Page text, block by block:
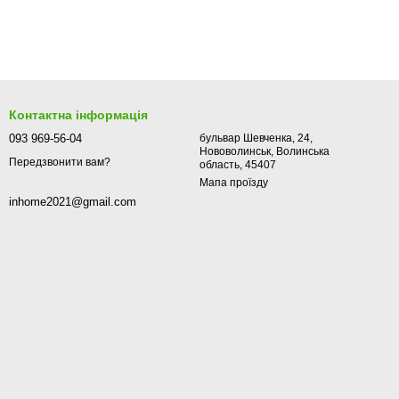
Контактна інформація
093 969-56-04
Передзвонити вам?
inhome2021@gmail.com
бульвар Шевченка, 24,
Нововолинськ, Волинська
область, 45407
Мапа проїзду